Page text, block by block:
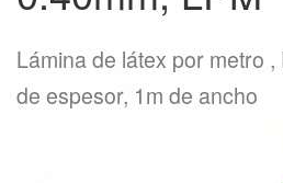
Lámina de látex por metro
de espesor, 1m de ancho